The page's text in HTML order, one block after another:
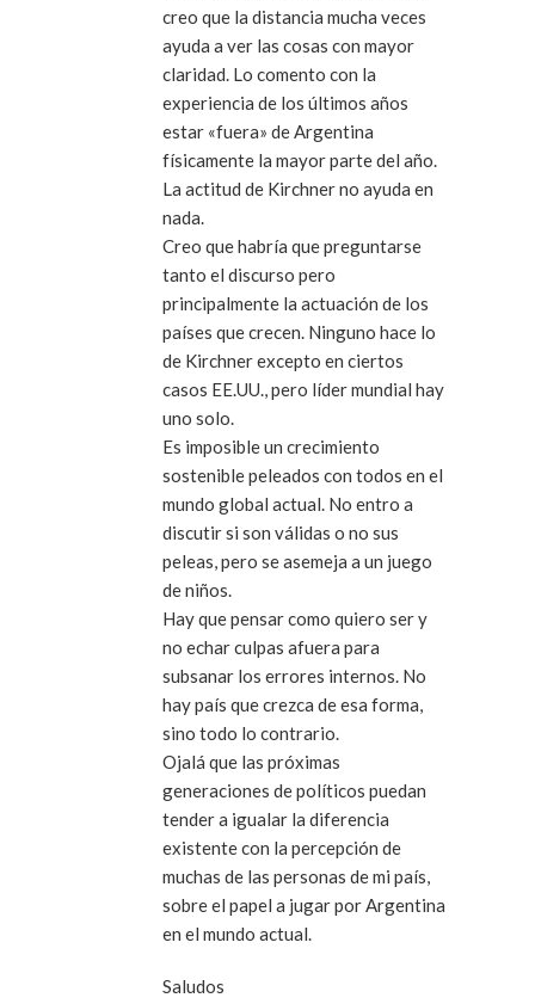
creo que la distancia mucha veces
ayuda a ver las cosas con mayor
claridad. Lo comento con la
experiencia de los últimos años
estar «fuera» de Argentina
físicamente la mayor parte del año.
La actitud de Kirchner no ayuda en
nada.
Creo que habría que preguntarse
tanto el discurso pero
principalmente la actuación de los
países que crecen. Ninguno hace lo
de Kirchner excepto en ciertos
casos EE.UU., pero líder mundial hay
uno solo.
Es imposible un crecimiento
sostenible peleados con todos en el
mundo global actual. No entro a
discutir si son válidas o no sus
peleas, pero se asemeja a un juego
de niños.
Hay que pensar como quiero ser y
no echar culpas afuera para
subsanar los errores internos. No
hay país que crezca de esa forma,
sino todo lo contrario.
Ojalá que las próximas
generaciones de políticos puedan
tender a igualar la diferencia
existente con la percepción de
muchas de las personas de mi país,
sobre el papel a jugar por Argentina
en el mundo actual.
Saludos